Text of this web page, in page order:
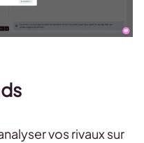
vos rivaux sur